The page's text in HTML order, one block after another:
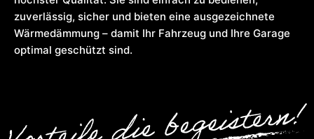
zuverlässig, sicher und bieten eine ausgezeichnete
Wärmedämmung – damit Ihr Fahrzeug und Ihre Garage
optimal geschützt sind.